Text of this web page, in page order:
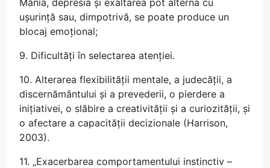
ușurință sau, dimpotrivă, se poate produce un
blocaj emoțional;
9. Dificultăți în selectarea atenției.
10. Alterarea flexibilității mentale, a judecății, a
discernământului și a prevederii, o pierdere a
inițiativei, o slăbire a creativității și a curiozității, și
o afectare a capacității decizionale (Harrison,
2003).
11. „Exacerbarea comportamentului instinctiv –